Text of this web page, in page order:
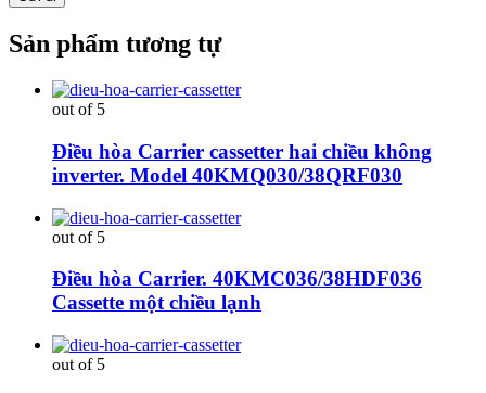
Sản phẩm tương tự
out of 5
Điều hòa Carrier cassetter hai chiều không
inverter. Model 40KMQ030/38QRF030
out of 5
Điều hòa Carrier. 40KMC036/38HDF036
Cassette một chiều lạnh
out of 5